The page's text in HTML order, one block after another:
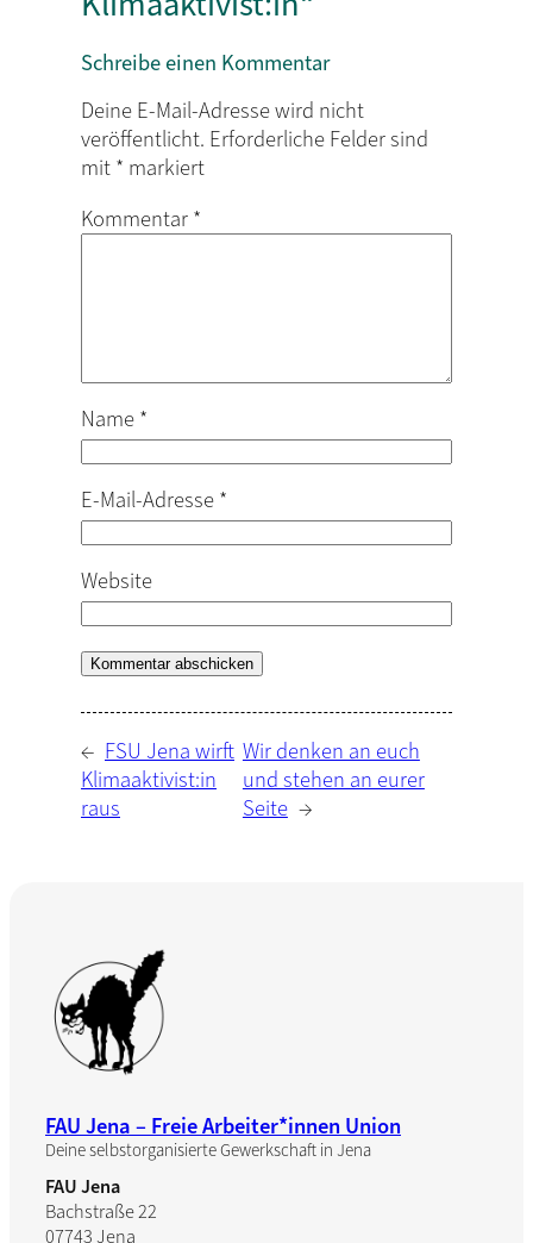
Schreibe einen Kommentar
Deine E-Mail-Adresse wird nicht
veröffentlicht. Erforderliche Felder sind
mit * markiert
Kommentar *
Name *
E-Mail-Adresse *
Website
← FSU Jena wirft
Klimaaktivist:in
raus
Wir denken an euch
und stehen an eurer
Seite →
FAU Jena – Freie Arbeiter*innen Union
Deine selbstorganisierte Gewerkschaft in Jena
FAU Jena
Bachstraße 22
07743 Jena